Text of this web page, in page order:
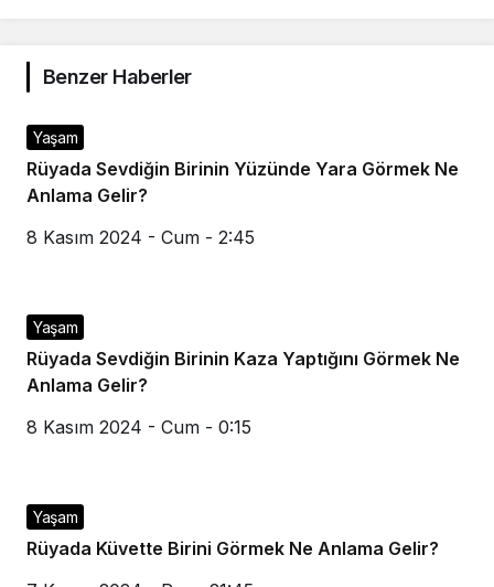
Benzer Haberler
Yaşam
Rüyada Sevdiğin Birinin Yüzünde Yara Görmek Ne
Anlama Gelir?
8 Kasım 2024 - Cum - 2:45
Yaşam
Rüyada Sevdiğin Birinin Kaza Yaptığını Görmek Ne
Anlama Gelir?
8 Kasım 2024 - Cum - 0:15
Yaşam
Rüyada Küvette Birini Görmek Ne Anlama Gelir?